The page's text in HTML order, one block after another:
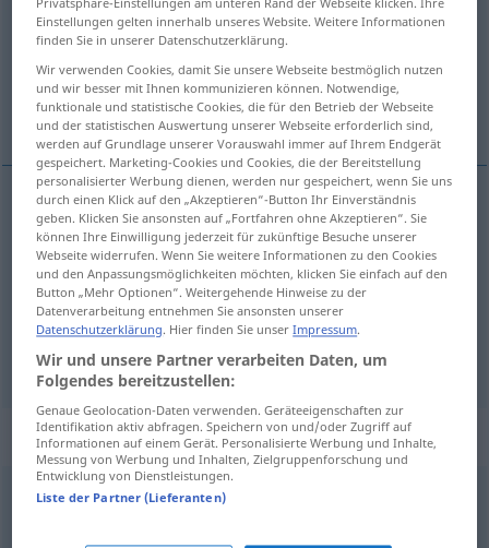
Übersicht aller Übersetzungen
(Für mehr Details die Übersetzung anklicken/antippen)
Studien-, Lehrplan Kursus, Lehrgang
Studien-,Lehrplanm,-programmn curriculum
Kursusm curriculumcourse
Lehrgangm curriculumcourse
Beispielsätze für "curriculum"
applicants arerequiredtohandin a curriculum vitae
Einstellungen gelten innerhalb unseres Website. Weitere Informationen
finden Sie in unserer Datenschutzerklärung.
Wir verwenden Cookies, damit Sie unsere Webseite bestmöglich nutzen
und wir besser mit Ihnen kommunizieren können. Notwendige,
funktionale und statistische Cookies, die für den Betrieb der Webseite
und der statistischen Auswertung unserer Webseite erforderlich sind,
werden auf Grundlage unserer Vorauswahl immer auf Ihrem Endgerät
gespeichert. Marketing-Cookies und Cookies, die der Bereitstellung
personalisierter Werbung dienen, werden nur gespeichert, wenn Sie uns
durch einen Klick auf den „Akzeptieren“-Button Ihr Einverständnis
geben. Klicken Sie ansonsten auf „Fortfahren ohne Akzeptieren“. Sie
können Ihre Einwilligung jederzeit für zukünftige Besuche unserer
Webseite widerrufen. Wenn Sie weitere Informationen zu den Cookies
und den Anpassungsmöglichkeiten möchten, klicken Sie einfach auf den
Button „Mehr Optionen“. Weitergehende Hinweise zu der
Datenverarbeitung entnehmen Sie ansonsten unserer
Datenschutzerklärung. Hier finden Sie unserImpressum.
Wir und unsere Partner verarbeiten Daten, um
Folgendes bereitzustellen:
Genaue Geolocation-Daten verwenden. Geräteeigenschaften zur
Identifikation aktiv abfragen. Speichern von und/oder Zugriff auf
Informationen auf einem Gerät. Personalisierte Werbung und Inhalte,
Messung von Werbung und Inhalten, Zielgruppenforschung und
Entwicklung von Dienstleistungen.
Liste der Partner (Lieferanten)